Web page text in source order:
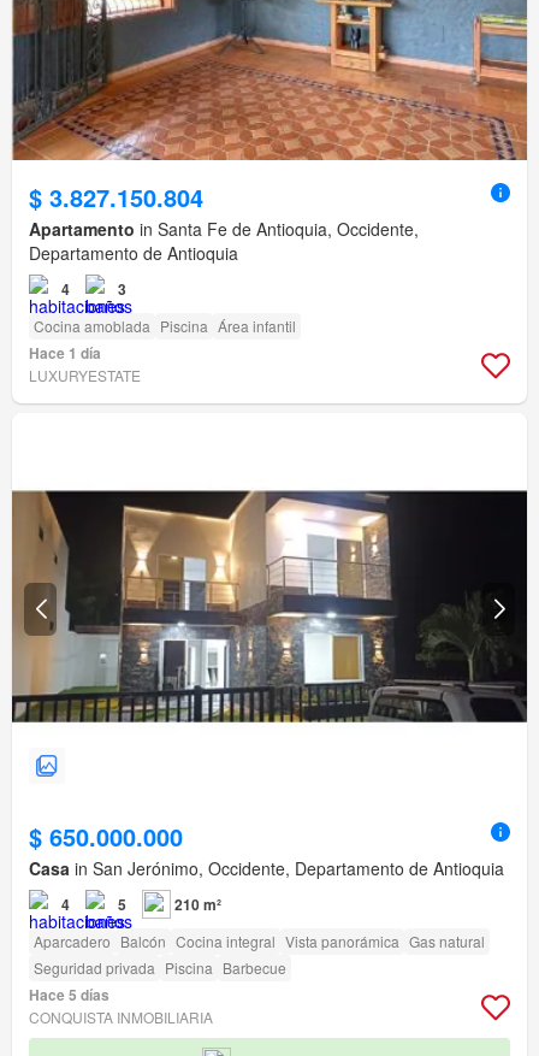
$ 3.827.150.804
Apartamento in Santa Fe de Antioquia, Occidente,
Departamento de Antioquia
4 3
Cocina amoblada Piscina Área infantil
Hace 1 día
LUXURYESTATE
$ 650.000.000
Casa in San Jerónimo, Occidente, Departamento de Antioquia
4 5 210 m²
Aparcadero Balcón Cocina integral Vista panorámica Gas natural
Seguridad privada Piscina Barbecue
Hace 5 días
CONQUISTA INMOBILIARIA